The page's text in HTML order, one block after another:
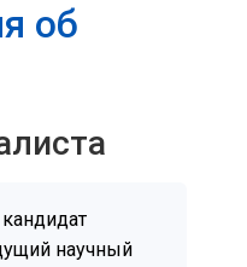
об
кандидат
научный